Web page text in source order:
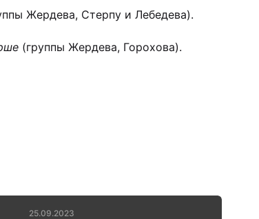
Жердева, Стерпу и Лебедева).
(группы Жердева, Горохова).
25.09.2023